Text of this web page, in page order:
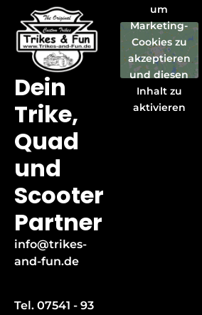
Dein
Trike,
Quad
und
Scooter
Partner
info@trikes-
and-fun.de
Tel. 07541 - 93
um
Marketing-
Cookies zu
akzeptieren
und diesen
Inhalt zu
aktivieren